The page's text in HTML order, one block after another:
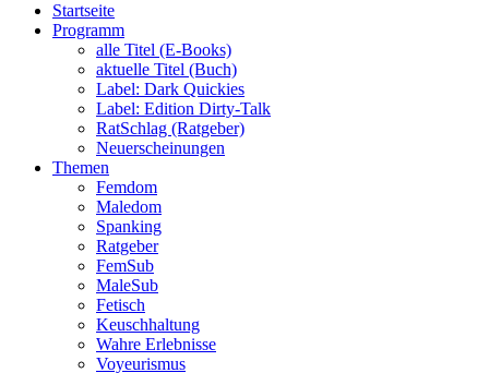
Startseite
Programm
alle Titel (E-Books)
aktuelle Titel (Buch)
Label: Dark Quickies
Label: Edition Dirty-Talk
RatSchlag (Ratgeber)
Neuerscheinungen
Themen
Femdom
Maledom
Spanking
Ratgeber
FemSub
MaleSub
Fetisch
Keuschhaltung
Wahre Erlebnisse
Voyeurismus